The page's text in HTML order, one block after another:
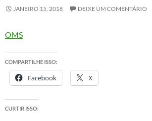
JANEIRO 15, 2018 DEIXE UM COMENTÁRIO
OMS
COMPARTILHE ISSO:
Facebook X
CURTIR ISSO: